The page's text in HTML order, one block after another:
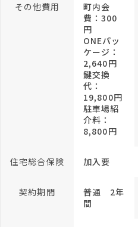
その他費用
町内会
費：300
円
ONEパッ
ケージ：
2,640円
鍵交換
代：
19,800円
駐車場紹
介料：
8,800円
住宅総合保険 加入要
契約期間
普通 2年
間